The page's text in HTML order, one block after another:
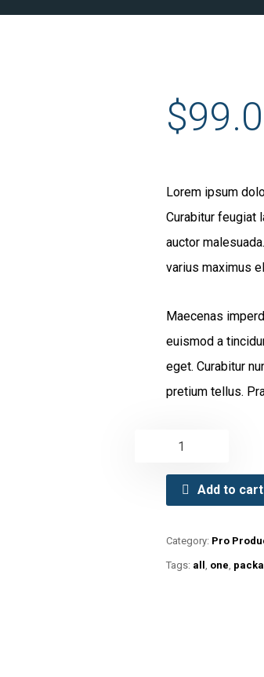
$
Lorem ipsum
Curabitur feugiat
auctor
varius maximus
Maecenas
euismod a
eget. Curabitur
pretium tellus.
Add to cart
Category: Pro
Tags: all , one,